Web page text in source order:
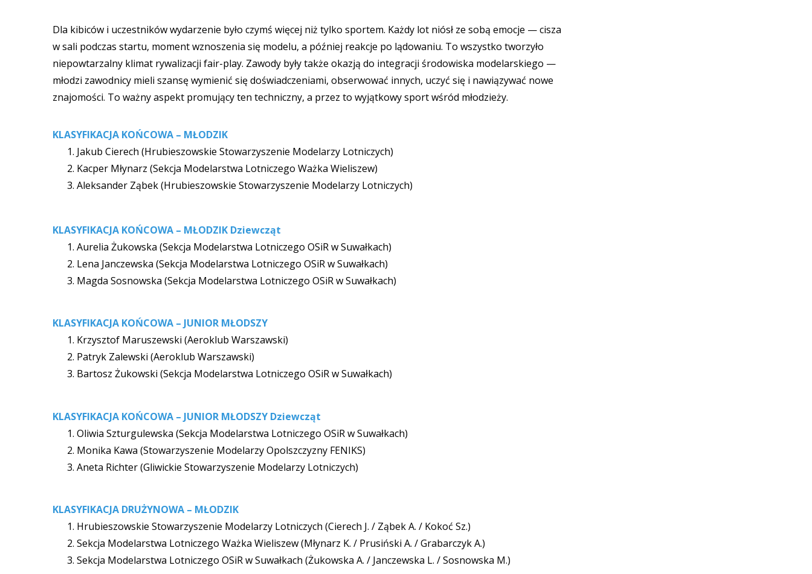
Dla kibiców i uczestników wydarzenie było czymś więcej niż tylko sportem. Każdy lot niósł ze sobą emocje — cisza
w sali podczas startu, moment wznoszenia się modelu, a później reakcje po lądowaniu. To wszystko tworzyło
niepowtarzalny klimat rywalizacji fair-play. Zawody były także okazją do integracji środowiska modelarskiego —
młodzi zawodnicy mieli szansę wymienić się doświadczeniami, obserwować innych, uczyć się i nawiązywać nowe
znajomości. To ważny aspekt promujący ten techniczny, a przez to wyjątkowy sport wśród młodzieży.
KLASYFIKACJA KOŃCOWA – MŁODZIK
Jakub Cierech (Hrubieszowskie Stowarzyszenie Modelarzy Lotniczych)
Kacper Młynarz (Sekcja Modelarstwa Lotniczego Ważka Wieliszew)
Aleksander Ząbek (Hrubieszowskie Stowarzyszenie Modelarzy Lotniczych)
KLASYFIKACJA KOŃCOWA – MŁODZIK Dziewcząt
Aurelia Żukowska (Sekcja Modelarstwa Lotniczego OSiR w Suwałkach)
Lena Janczewska (Sekcja Modelarstwa Lotniczego OSiR w Suwałkach)
Magda Sosnowska (Sekcja Modelarstwa Lotniczego OSiR w Suwałkach)
KLASYFIKACJA KOŃCOWA – JUNIOR MŁODSZY
Krzysztof Maruszewski (Aeroklub Warszawski)
Patryk Zalewski (Aeroklub Warszawski)
Bartosz Żukowski (Sekcja Modelarstwa Lotniczego OSiR w Suwałkach)
KLASYFIKACJA KOŃCOWA – JUNIOR MŁODSZY Dziewcząt
Oliwia Szturgulewska (Sekcja Modelarstwa Lotniczego OSiR w Suwałkach)
Monika Kawa (Stowarzyszenie Modelarzy Opolszczyzny FENIKS)
Aneta Richter (Gliwickie Stowarzyszenie Modelarzy Lotniczych)
KLASYFIKACJA DRUŻYNOWA – MŁODZIK
Hrubieszowskie Stowarzyszenie Modelarzy Lotniczych (Cierech J. / Ząbek A. / Kokoć Sz.)
Sekcja Modelarstwa Lotniczego Ważka Wieliszew (Młynarz K. / Prusiński A. / Grabarczyk A.)
Sekcja Modelarstwa Lotniczego OSiR w Suwałkach (Żukowska A. / Janczewska L. / Sosnowska M.)